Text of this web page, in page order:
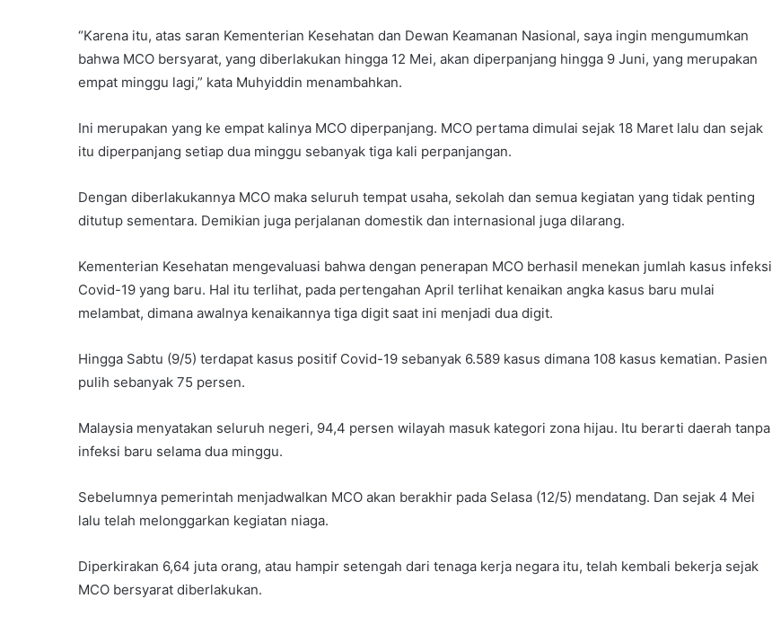
“Karena itu, atas saran Kementerian Kesehatan dan Dewan Keamanan Nasional, saya ingin mengumumkan
bahwa MCO bersyarat, yang diberlakukan hingga 12 Mei, akan diperpanjang hingga 9 Juni, yang merupakan
empat minggu lagi,” kata Muhyiddin menambahkan.
Ini merupakan yang ke empat kalinya MCO diperpanjang. MCO pertama dimulai sejak 18 Maret lalu dan sejak
itu diperpanjang setiap dua minggu sebanyak tiga kali perpanjangan.
Dengan diberlakukannya MCO maka seluruh tempat usaha, sekolah dan semua kegiatan yang tidak penting
ditutup sementara. Demikian juga perjalanan domestik dan internasional juga dilarang.
Kementerian Kesehatan mengevaluasi bahwa dengan penerapan MCO berhasil menekan jumlah kasus infeksi
Covid-19 yang baru. Hal itu terlihat, pada pertengahan April terlihat kenaikan angka kasus baru mulai
melambat, dimana awalnya kenaikannya tiga digit saat ini menjadi dua digit.
Hingga Sabtu (9/5) terdapat kasus positif Covid-19 sebanyak 6.589 kasus dimana 108 kasus kematian. Pasien
pulih sebanyak 75 persen.
Malaysia menyatakan seluruh negeri, 94,4 persen wilayah masuk kategori zona hijau. Itu berarti daerah tanpa
infeksi baru selama dua minggu.
Sebelumnya pemerintah menjadwalkan MCO akan berakhir pada Selasa (12/5) mendatang. Dan sejak 4 Mei
lalu telah melonggarkan kegiatan niaga.
Diperkirakan 6,64 juta orang, atau hampir setengah dari tenaga kerja negara itu, telah kembali bekerja sejak
MCO bersyarat diberlakukan.